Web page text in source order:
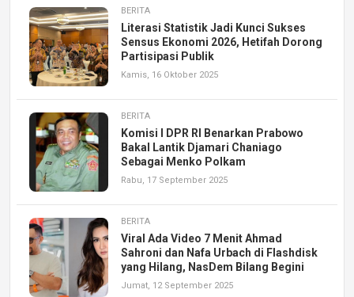
BERITA
Literasi Statistik Jadi Kunci Sukses
Sensus Ekonomi 2026, Hetifah Dorong
Partisipasi Publik
Kamis, 16 Oktober 2025
BERITA
Komisi I DPR RI Benarkan Prabowo
Bakal Lantik Djamari Chaniago
Sebagai Menko Polkam
Rabu, 17 September 2025
BERITA
Viral Ada Video 7 Menit Ahmad
Sahroni dan Nafa Urbach di Flashdisk
yang Hilang, NasDem Bilang Begini
Jumat, 12 September 2025